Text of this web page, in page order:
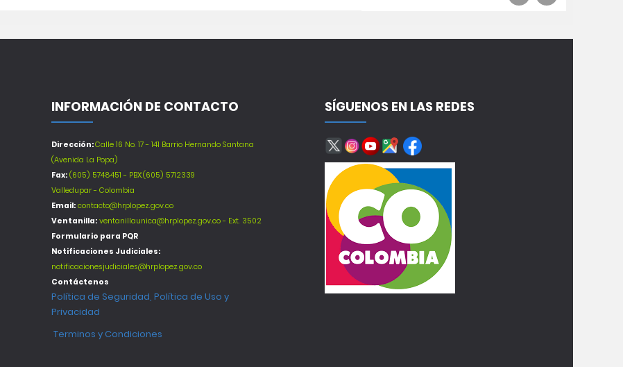
INFORMACIÓN DE CONTACTO
Dirección:Calle 16 No. 17 - 141 Barrio Hernando Santana
(Avenida La Popa)
Fax: (605) 5748451 - PBX:(605) 5712339
Valledupar - Colombia
Email: contacto@hrplopez.gov.co
Ventanilla: ventanillaunica@hrplopez.gov.co - Ext. 3502
Formulario para PQR
Notificaciones Judiciales:
notificacionesjudiciales@hrplopez.gov.co
Contáctenos
Política de Seguridad, Política de Uso y
Privacidad
Terminos y Condiciones
SÍGUENOS EN LAS REDES